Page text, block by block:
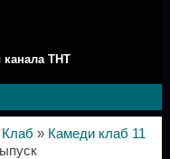
канала ТНТ
» Камеди клаб 11